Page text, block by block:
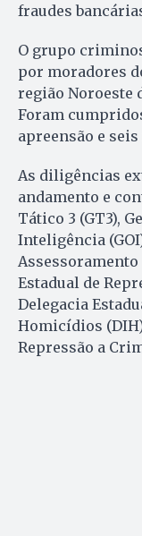
fraudes
O grupo
por moradores
região Noroeste
Foram
apreensão e
As diligências
andamento e
Tático 3 (GT3),
Inteligência
Assessoramento
Estadual de
Delegacia
Homicídios
Repressão a